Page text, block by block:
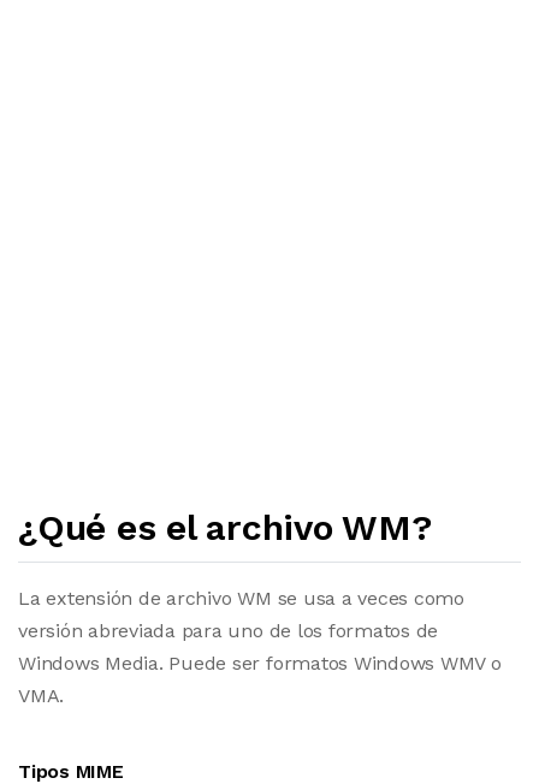
¿Qué es el archivo WM?
La extensión de archivo WM se usa a veces como
versión abreviada para uno de los formatos de
Windows Media. Puede ser formatos Windows WMV o
VMA.
Tipos MIME